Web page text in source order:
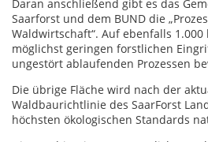
Daran anschließend gibt es das
Saarforst und dem BUND die
Waldwirtschaft“. Auf ebenfalls
möglichst geringen forstlichen
ungestört ablaufenden Prozessen
Die übrige Fläche wird nach der
Waldbaurichtlinie des SaarForst
höchsten ökologischen Standards